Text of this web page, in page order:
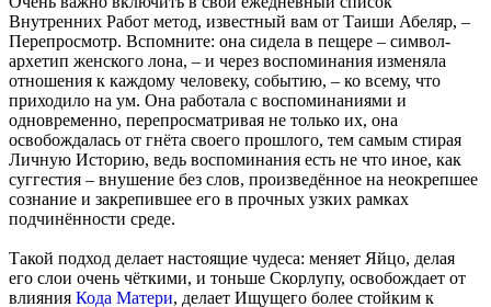
Внутренних Работ метод, известный вам от Таиши Абеляр, –
Перепросмотр. Вспомните: она сидела в пещере – символ-
архетип женского лона, – и через воспоминания изменяла
отношения к каждому человеку, событию, – ко всему, что
приходило на ум. Она работала с воспоминаниями и
одновременно, перепросматривая не только их, она
освобождалась от гнёта своего прошлого, тем самым стирая
Личную Историю, ведь воспоминания есть не что иное, как
суггестия – внушение без слов, произведённое на неокрепшее
сознание и закрепившее его в прочных узких рамках
подчинённости среде.
Такой подход делает настоящие чудеса: меняет Яйцо, делая
его слои очень чёткими, и тоньше Скорлупу, освобождает от
влияния Кода Матери, делает Ищущего более стойким к